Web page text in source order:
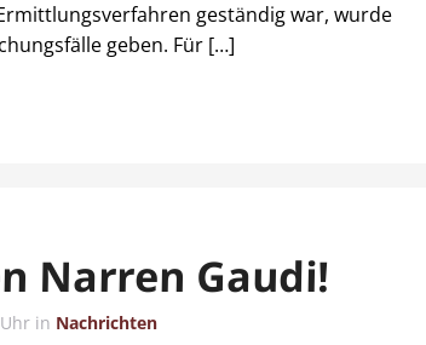
geständig war, wurde
geben. Für […]
Narren Gaudi!
in Nachrichten